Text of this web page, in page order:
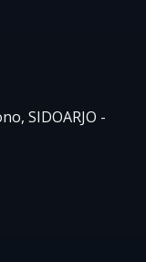
SIDOARJO -